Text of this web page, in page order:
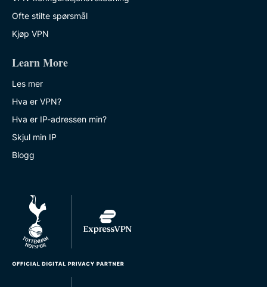
Ofte stilte spørsmål
Kjøp VPN
Learn More
Les mer
Hva er VPN?
Hva er IP-adressen min?
Skjul min IP
Blogg